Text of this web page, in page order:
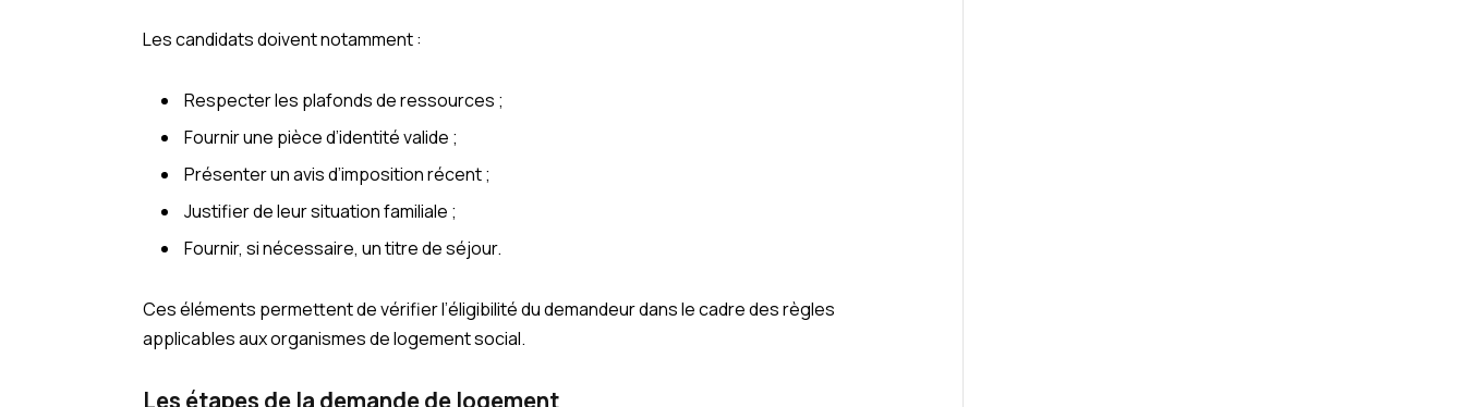
Les candidats doivent notamment :
Respecter les plafonds de ressources ;
Fournir une pièce d’identité valide ;
Présenter un avis d’imposition récent ;
Justifier de leur situation familiale ;
Fournir, si nécessaire, un titre de séjour.
Ces éléments permettent de vérifier l’éligibilité du demandeur dans le cadre des règles
applicables aux organismes de logement social.
Les étapes de la demande de logement